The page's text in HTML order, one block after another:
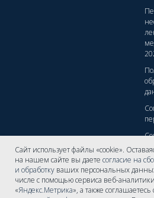
Сайт использует файлы «cookie».
на нашем сайте вы даете согласие на
и обработку ваших персональных
числе с помощью сервиса веб-аналитики
«Яндекс.Метрика», а также соглашаетесь